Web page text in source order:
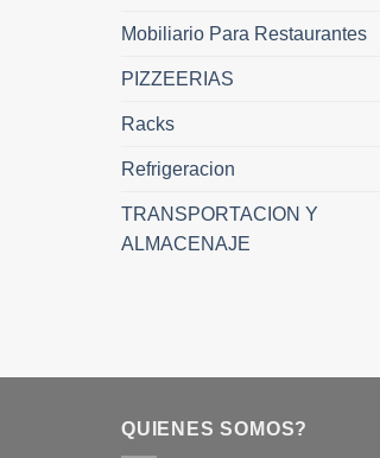
Mobiliario Para Restaurantes
PIZZEERIAS
Racks
Refrigeracion
TRANSPORTACION Y
ALMACENAJE
QUIENES SOMOS?